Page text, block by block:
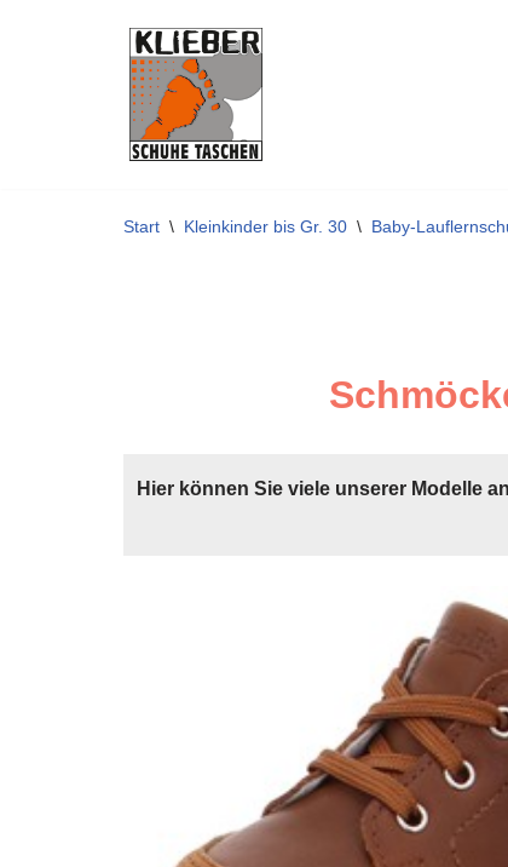
Start \ Kleinkinder bis Gr. 30 \ Baby-
Hier können Sie viele unserer Modelle